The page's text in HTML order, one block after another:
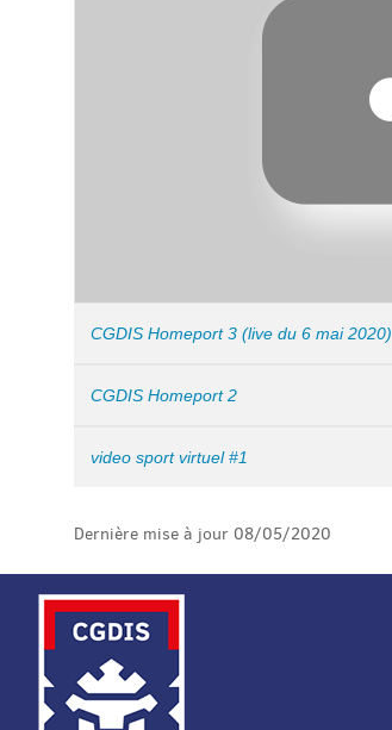
CGDIS Homeport 3 (live du 6 mai 2020)
CGDIS Homeport 2
video sport virtuel #1
Dernière mise à jour 08/05/2020
MENU